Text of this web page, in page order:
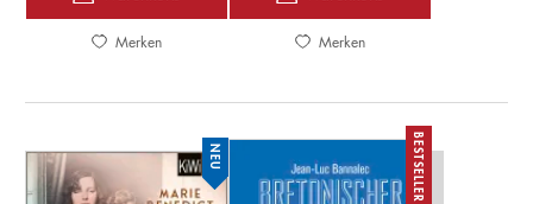
Merken Merken
NEU BESTSELLER